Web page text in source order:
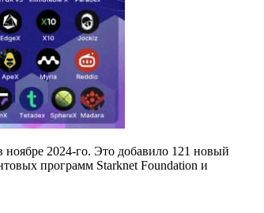
2024-го. Это добавило 121 новый
программ Starknet Foundation и